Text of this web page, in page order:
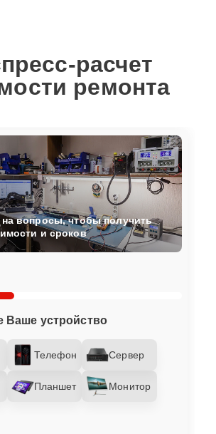
расчет
ремонта
Ваше устройство
Телефон Сервер
Планшет
Монитор
на вопросы, чтобы получить
и сроков